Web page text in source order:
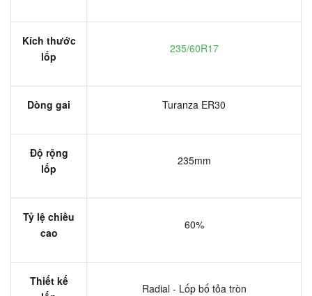
Kích thước
lốp
235/60R17
Dòng gai Turanza ER30
Độ rộng
lốp
235mm
Tỷ lệ chiều
cao
60%
Thiết kế
Radial - Lốp bố tỏa tròn